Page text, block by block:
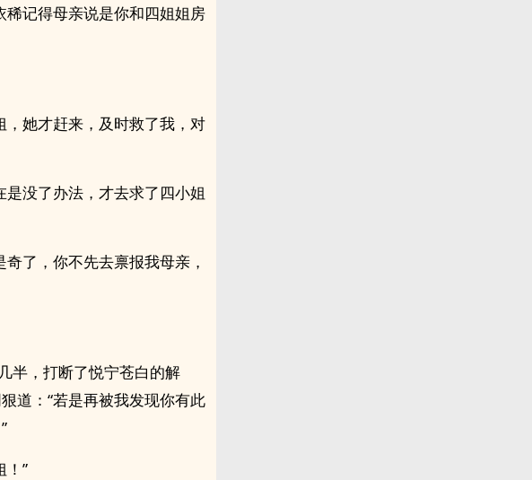
稀记得母亲说是你和四姐姐房
，她才赶来，及时救了我，对
没了办法，才去求了四小姐
了，你不先去禀报我母亲，
半，打断了悦宁苍白的解
道：“若是再被我发现你有此
！”